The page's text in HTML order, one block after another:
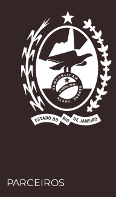
PARCEIROS